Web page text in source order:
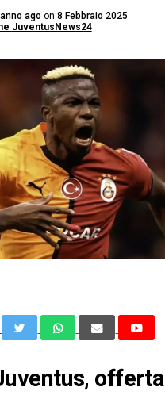
ago on 8 Febbraio 2025
JuventusNews24
offerta